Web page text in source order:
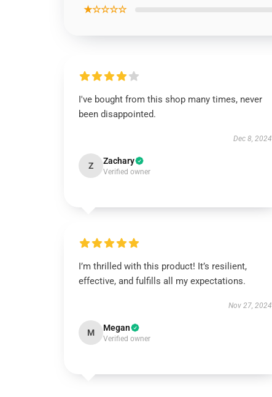
★☆☆☆☆
I've bought from this shop many times, never
been disappointed.
Dec 8, 2024
Z Zachary
Verified owner
I’m thrilled with this product! It’s resilient,
effective, and fulfills all my expectations.
Nov 27, 2024
M Megan
Verified owner